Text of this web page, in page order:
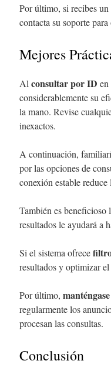
Por último, si recibes un
contacta su soporte
Mejores
Al consultar por ID
considerablemente su
la mano. Revise
inexactos.
A continuación,
por las opciones de
conexión estable
También es beneficioso
resultados le ayudará a
Si el sistema ofrece
resultados y optimizar
Por último,
regularmente los
procesan las consultas.
Conclusión